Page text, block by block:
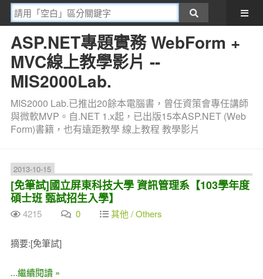
ASP.NET專題實務 WebForm +
MVC線上教學影片 --
MIS2000Lab.
MIS2000 Lab.已推出20餘本電腦書，曾任資策會專任講師
與微軟MVP。自.NET 1.x起，已出版15本ASP.NET (Web
Form)書籍，也有遠距教學 線上教程 教學影片
2013-10-15
[免筆試]國立屏東科技大學 資訊管理系【103學年度
碩士班 甄試招生入學】
4215 0 其他 / Others
摘要:[免筆試]
...繼續閱讀 »